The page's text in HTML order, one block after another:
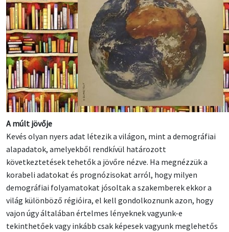
A múlt jövője
Kevés olyan nyers adat létezik a világon, mint a demográfiai
alapadatok, amelyekből rendkívül határozott
következtetések tehetők a jövőre nézve. Ha megnézzük a
korabeli adatokat és prognózisokat arról, hogy milyen
demográfiai folyamatokat jósoltak a szakemberek ekkor a
világ különböző régióira, el kell gondolkoznunk azon, hogy
vajon úgy általában értelmes lényeknek vagyunk-e
tekinthetőek vagy inkább csak képesek vagyunk meglehetős